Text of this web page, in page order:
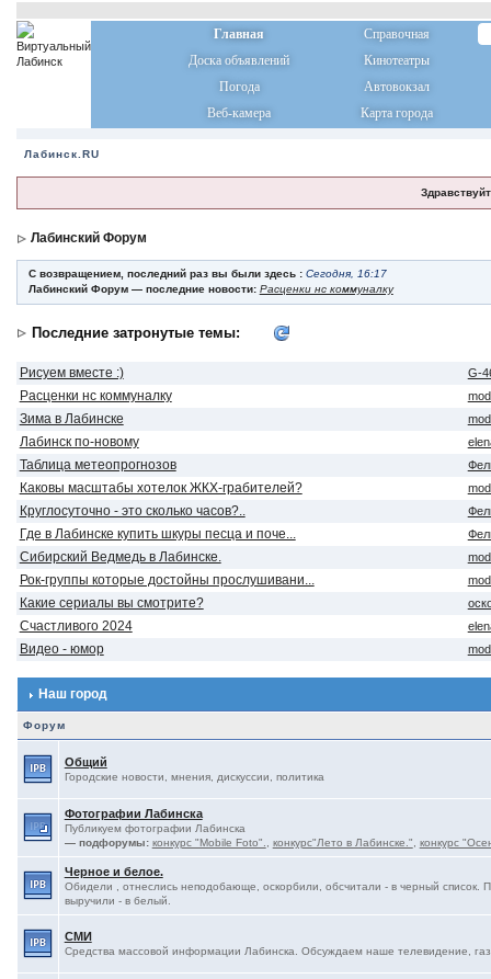
Главная
Справочная
Доска объявлений
Кинотеатры
Погода
Автовокзал
Веб-камера
Карта города
Лабинск.RU
Лабинский Форум
С возвращением, последний раз вы были здесь : Сегодня, 16:17
Лабинский Форум — последние новости: Расценки нс коммуналку
Последние затронутые темы:
Рисуем вместе :) G-
Расценки нс коммуналку
Зима в Лабинске
Лабинск по-новому
Таблица метеопрогнозов
Каковы масштабы хотелок ЖКХ-грабителей?
Круглосуточно - это сколько часов?..
Где в Лабинске купить шкуры песца и поче...
Сибирский Ведмедь в Лабинске.
Рок-группы которые достойны прослушивани...
Какие сериалы вы смотрите?
Счастливого 2024
Видео - юмор
Наш город
Форум
Общий
Городские новости, мнения, дискуссии, политика
Фотографии Лабинска
Публикуем фотографии Лабинска
— подфорумы: конкурс "Mobile Foto". конкурс"Лето в Лабинске." конкурс
Черное и белое.
Обидели , отнеслись неподобающе, оскорбили, обсчитали - в черный список.
выручили - в белый.
СМИ
Средства массовой информации Лабинска. Обсуждаем наше телевидение,